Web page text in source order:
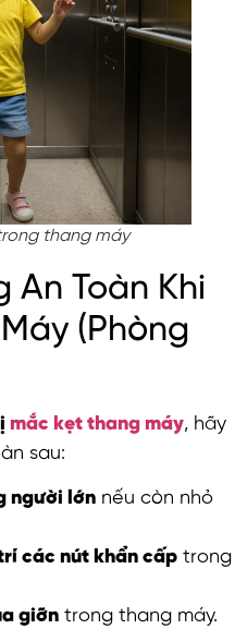
thang máy
An Toàn Khi
(Phòng
mắc kẹt thang máy, hãy
sau:
người lớn nếu còn nhỏ
các nút khẩn cấp trong
giỡn trong thang máy.